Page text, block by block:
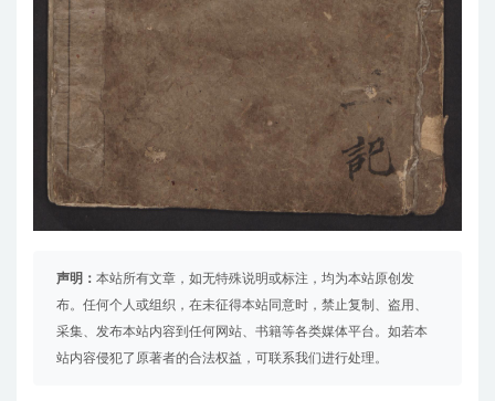
声明： 本站所有文章，如无特殊说明或标注，均为本站原创发
布。任何个人或组织，在未征得本站同意时，禁止复制、盗用、
采集、发布本站内容到任何网站、书籍等各类媒体平台。如若本
站内容侵犯了原著者的合法权益，可联系我们进行处理。